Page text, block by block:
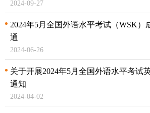
2024-09-27
2024年5月全国外语水平考试（WSK）
通
2024-06-26
关于开展2024年5月全国外语水平考试
通知
2024-04-02